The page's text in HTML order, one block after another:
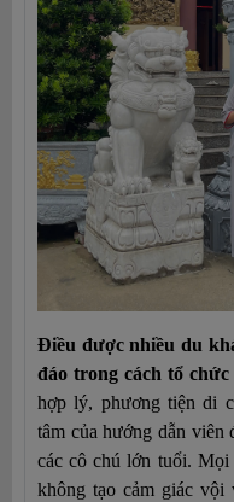
Điều được nhiều du
đáo trong cách tổ chức
hợp lý, phương tiện di
tâm của hướng dẫn viên
các cô chú lớn tuổi. Mọi
không tạo cảm giác